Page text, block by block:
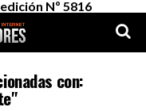
Nº 5816
con: